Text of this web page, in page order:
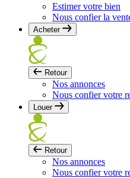
Estimer votre bien
Nous confier la
Acheter
Retour
Nos annonces
Nous confier votre
Louer
Retour
Nos annonces
Nous confier votre